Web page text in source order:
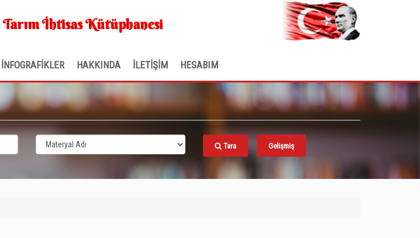
İhtisas Kütüphanesi
İNFOGRAFİKLER HAKKINDA İLETİŞİM HESABIM
Tara Gelişmiş